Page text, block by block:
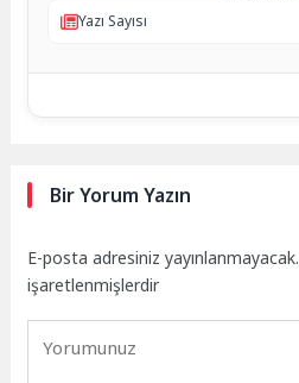
Yazı Sayısı
Bir Yorum Yazın
E-posta adresiniz yayınlanmayacak.
işaretlenmişlerdir